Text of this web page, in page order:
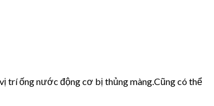
trí ống nước động cơ bị thủng màng.Cũng có thể